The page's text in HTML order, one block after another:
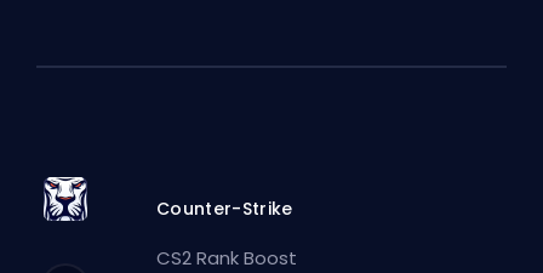
Counter-Strike
CS2 Rank Boost